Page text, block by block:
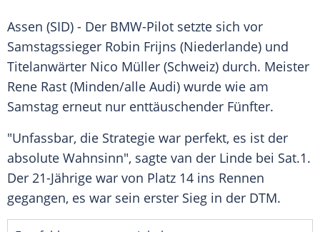
Assen (SID) - Der BMW-Pilot setzte sich vor
Samstagssieger Robin Frijns (Niederlande) und
Titelanwärter Nico Müller (Schweiz) durch. Meister
Rene Rast (Minden/alle Audi) wurde wie am
Samstag erneut nur enttäuschender Fünfter.
"Unfassbar, die Strategie war perfekt, es ist der
absolute Wahnsinn", sagte van der Linde bei Sat.1.
Der 21-Jährige war von Platz 14 ins Rennen
gegangen, es war sein erster Sieg in der DTM.